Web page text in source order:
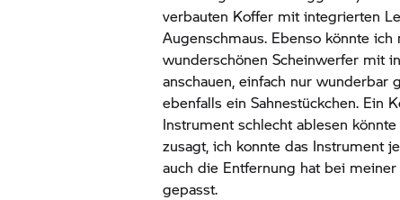
verbauten Koffer mit integrierten
Augenschmaus. Ebenso könnte
wunderschönen Scheinwerfer mit
anschauen, einfach nur wunderbar
ebenfalls ein Sahnestückchen. Ein
Instrument schlecht ablesen
zusagt, ich konnte das Instrument
auch die Entfernung hat bei
gepasst.